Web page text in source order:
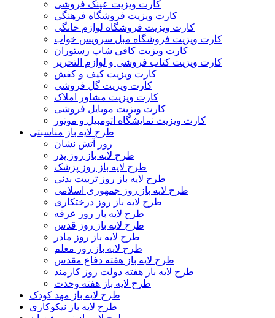
کارت ویزیت عینک فروشی
کارت ویزیت فروشگاه فرهنگی
کارت ویزیت فروشگاه لوازم خانگی
کارت ویزیت فروشگاه مبل سرویس خواب
کارت ویزیت کافی شاپ رستوران
کارت ویزیت کتاب فروشی و لوازم التحریر
کارت ویزیت کیف و کفش
کارت ویزیت گل فروشی
کارت ویزیت مشاور املاک
کارت ویزیت موبایل فروشی
کارت ویزیت نمایشگاه اتومبیل و موتور
طرح لایه باز مناسبتی
روز آتش نشان
طرح لایه باز روز پدر
طرح لایه باز روز پزشک
طرح لایه باز روز تربیت بدنی
طرح لایه باز روز جمهوری اسلامی
طرح لایه باز روز درختکاری
طرح لایه باز روز عرفه
طرح لایه باز روز قدس
طرح لایه باز روز مادر
طرح لایه باز روز معلم
طرح لایه باز هفته دفاع مقدس
طرح لایه باز هفته دولت روز کارمند
طرح لایه باز هفته وحدت
طرح لایه باز مهد کودک
طرح لایه باز نیکوکاری